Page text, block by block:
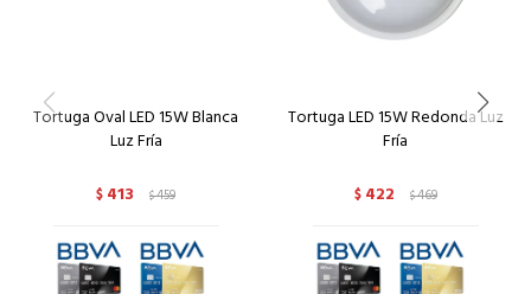
Tortuga Oval LED 15W Blanca
Luz Fría
$ 413 $459
Tortuga LED 15W Redonda Luz
Fría
$ 422 $469